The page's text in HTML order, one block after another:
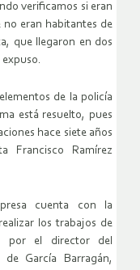
verificamos si eran
eran habitantes de
que llegaron en dos
de la policía
está resuelto, pues
hace siete años
Francisco Ramírez
cuenta con la
los trabajos de
por el director del
García Barragán,